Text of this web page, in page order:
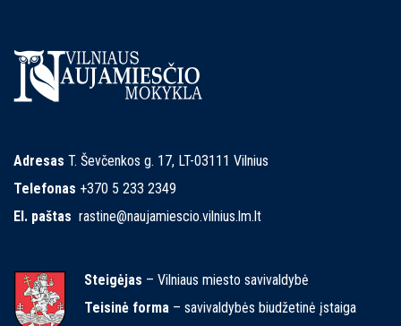
Adresas T. Ševčenkos g. 17, LT-03111 Vilnius
Telefonas +370 5 233 2349
El. paštas rastine@naujamiescio.vilnius.lm.lt
Steigėjas – Vilniaus miesto savivaldybė
Teisinė forma – savivaldybės biudžetinė įstaiga